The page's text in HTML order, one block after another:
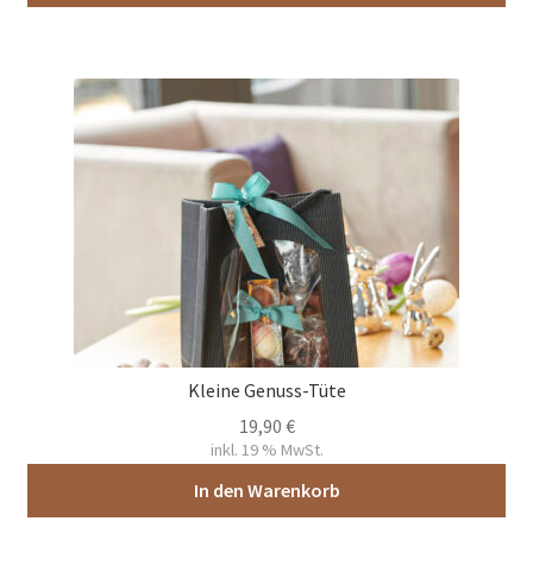
Kleine Genuss-Tüte
19,90 €
inkl. 19 % MwSt.
In den Warenkorb